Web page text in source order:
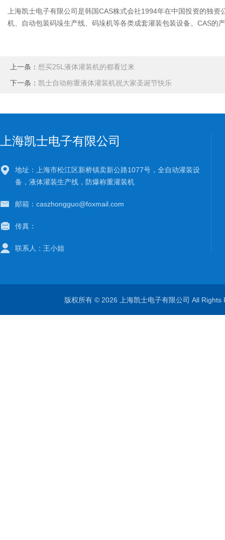
上海凯士电子有限公司是韩国CAS株式会社1994年在中国投资的独
机、自动包装码垛生产线、码垛机等各类成套灌装包装设备。CAS的
上一条： 想买25L液体灌装机的都看过来
下一条： 凯士自动称重液体灌装机祝大家圣诞节快乐
上海凯士电子有限公司
地址：上海市松江区新桥镇卖新公路1077号，全自动灌装设
备，液体灌装生产线，防爆称重灌装机
邮箱：caszhongguo@foxmail.com
传真：
联系人：王小姐
版权所有 © 2026 上海凯士电子有限公司 All